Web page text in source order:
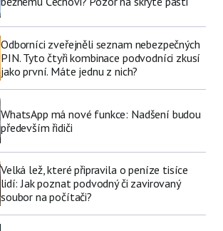
Odborníci zveřejněli seznam nebezpečných
PIN. Tyto čtyři kombinace podvodníci zkusí
jako první. Máte jednu z nich?
WhatsApp má nové funkce: Nadšení budou
především řidiči
Velká lež, které připravila o peníze tisíce
lidí: Jak poznat podvodný či zavirovaný
soubor na počítači?